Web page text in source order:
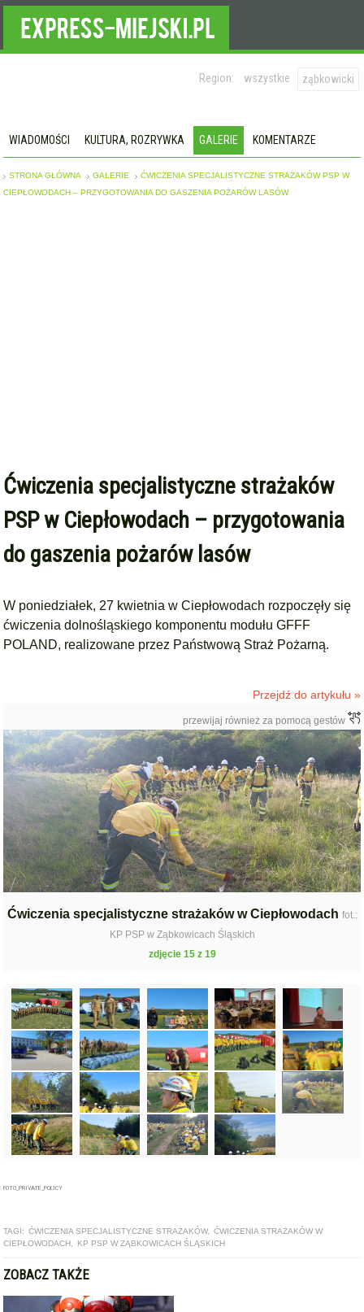
Region: wszystkie ząbkowicki
WIADOMOŚCI KULTURA, ROZRYWKA GALERIE KOMENTARZE
STRONA GŁÓWNA GALERIE
ĆWICZENIA SPECJALISTYCZNE STRAŻAKÓW PSP W
CIEPŁOWODACH – PRZYGOTOWANIA DO GASZENIA POŻARÓW LASÓW
Ćwiczenia specjalistyczne strażaków
PSP w Ciepłowodach – przygotowania
do gaszenia pożarów lasów
W poniedziałek, 27 kwietnia w Ciepłowodach rozpoczęły się
ćwiczenia dolnośląskiego komponentu modułu GFFF
POLAND, realizowane przez Państwową Straż Pożarną.
Przejdź do artykułu »
przewijaj również za pomocą gestów
Ćwiczenia specjalistyczne strażaków w Ciepłowodach fot.:
KP PSP w Ząbkowicach Śląskich
zdjęcie 15 z 19
FOTO_PRIVATE_POLICY
TAGI: ĆWICZENIA SPECJALISTYCZNE STRAŻAKÓW, ĆWICZENIA STRAŻAKÓW W
CIEPŁOWODACH
KP PSP W ZĄBKOWICACH ŚLĄSKICH
ZOBACZ TAKŻE